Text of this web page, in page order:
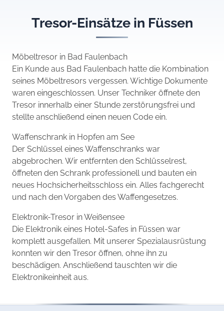
Tresor-Einsätze in Füssen
Möbeltresor in Bad Faulenbach
Ein Kunde aus Bad Faulenbach hatte die Kombination
seines Möbeltresors vergessen. Wichtige Dokumente
waren eingeschlossen. Unser Techniker öffnete den
Tresor innerhalb einer Stunde zerstörungsfrei und
stellte anschließend einen neuen Code ein.
Waffenschrank in Hopfen am See
Der Schlüssel eines Waffenschranks war
abgebrochen. Wir entfernten den Schlüsselrest,
öffneten den Schrank professionell und bauten ein
neues Hochsicherheitsschloss ein. Alles fachgerecht
und nach den Vorgaben des Waffengesetzes.
Elektronik-Tresor in Weißensee
Die Elektronik eines Hotel-Safes in Füssen war
komplett ausgefallen. Mit unserer Spezialausrüstung
konnten wir den Tresor öffnen, ohne ihn zu
beschädigen. Anschließend tauschten wir die
Elektronikeinheit aus.